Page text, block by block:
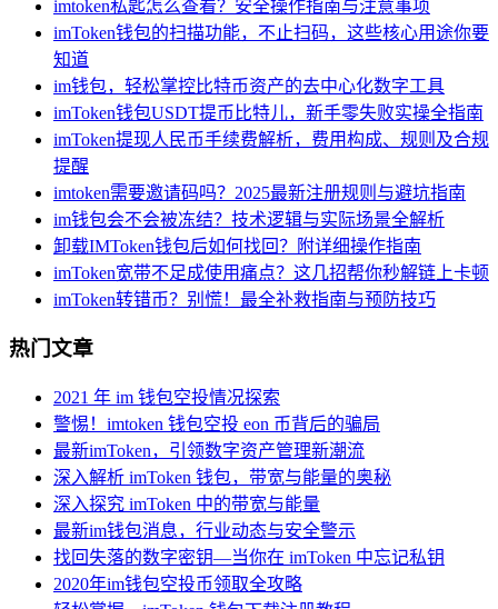
imtoken私匙怎么查看？安全操作指南与注意事项
imToken钱包的扫描功能，不止扫码，这些核心用途你要
知道
im钱包，轻松掌控比特币资产的去中心化数字工具
imToken钱包USDT提币比特儿，新手零失败实操全指南
imToken提现人民币手续费解析，费用构成、规则及合规
提醒
imtoken需要邀请码吗？2025最新注册规则与避坑指南
im钱包会不会被冻结？技术逻辑与实际场景全解析
卸载IMToken钱包后如何找回？附详细操作指南
imToken宽带不足成使用痛点？这几招帮你秒解链上卡顿
imToken转错币？别慌！最全补救指南与预防技巧
热门文章
2021 年 im 钱包空投情况探索
警惕！imtoken 钱包空投 eon 币背后的骗局
最新imToken，引领数字资产管理新潮流
深入解析 imToken 钱包，带宽与能量的奥秘
深入探究 imToken 中的带宽与能量
最新im钱包消息，行业动态与安全警示
找回失落的数字密钥—当你在 imToken 中忘记私钥
2020年im钱包空投币领取全攻略